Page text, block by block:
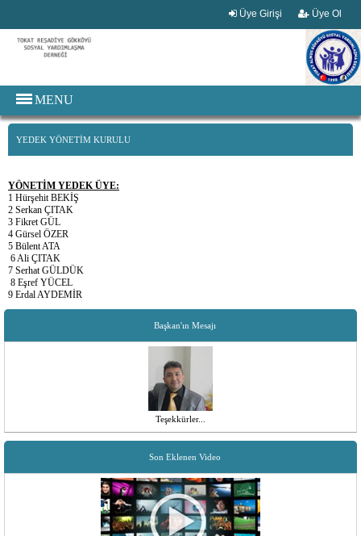
Üye Girişi Üye Ol
MENU
YEDEK YÖNETIM KURULU
YÖNETİM YEDEK ÜYE:
1 Hürşehit BEKİŞ
2 Serkan ÇITAK
3 Fikret GÜL
4 Gürsel ÖZER
5 Bülent ATA
6 Ali ÇITAK
7 Serhat GÜLDÜK
8 Eşref YÜCEL
9 Erdal AYDEMİR
Başkan'ın Mesajı
Teşekkürler...
Son Eklenen Video